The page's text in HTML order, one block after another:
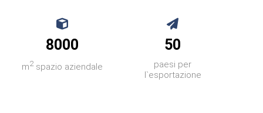
8000
m2spazio aziendale
50
paesi per
l`esportazione